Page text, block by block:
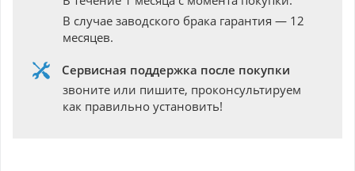
В случае заводского брака гарантия — 12
месяцев.
Сервисная поддержка после покупки
звоните или пишите, проконсультируем
как правильно установить!